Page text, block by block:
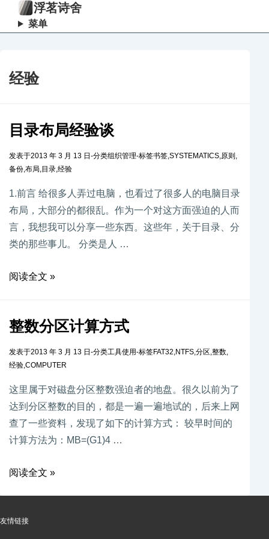
浮茗诗舍
菜单
经验
目录布局经验谈
发表于2013 年 3 月 13 日 -分类组织管理-标签书签,SYSTEMATICS,原则 ,
备份,布局,目录,经验
1.前言 给很多人弄过电脑，也看过了很多人的电脑目录
布局，大部分的都很乱。作为一个对这方面强迫的人而
言，我想我可以分享一些东西。这些年，关于目录、分
类的那些事儿。 分类是人 …
阅读全文 »
整数分区计算方式
发表于2013 年 3 月 13 日 -分类工具使用-标签FAT32,NTFS,分区,整数,
经验,COMPUTER
这里属于对磁盘分区整数强迫者的地盘。很久以前为了
达到分区整数的目的，都是一遍一遍地试的，后来上网
查了一些资料，发现了如下的计算方式： 较早时间的
计算方法为：MB=(G1)4 …
阅读全文 »
友情链接